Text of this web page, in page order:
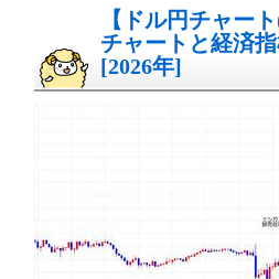
【ドル円チャー
チャートと経済
[2026年]